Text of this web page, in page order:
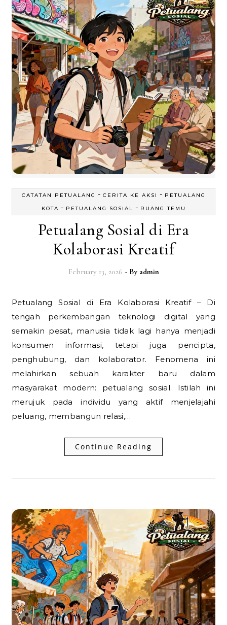
CATATAN PETUALANG - CERITA KE AKSI - PETUALANG
KOTA - PETUALANG SOSIAL - RUANG TEMU
Petualang Sosial di Era
Kolaborasi Kreatif
February 13, 2026 - By admin
Petualang Sosial di Era Kolaborasi Kreatif – Di
tengah perkembangan teknologi digital yang
semakin pesat, manusia tidak lagi hanya menjadi
konsumen informasi, tetapi juga pencipta,
penghubung, dan kolaborator. Fenomena ini
melahirkan sebuah karakter baru dalam
masyarakat modern: petualang sosial. Istilah ini
merujuk pada individu yang aktif menjelajahi
peluang, membangun relasi,…
Continue Reading